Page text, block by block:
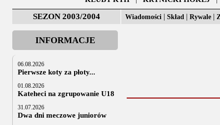
SEZON 2003/2004 Wiadomości | Skład | Rywale |
INFORMACJE
06.08.2026
Pierwsze koty za płoty...
01.08.2026
Kateheci na zgrupowanie U18
31.07.2026
Dwa dni meczowe juniorów